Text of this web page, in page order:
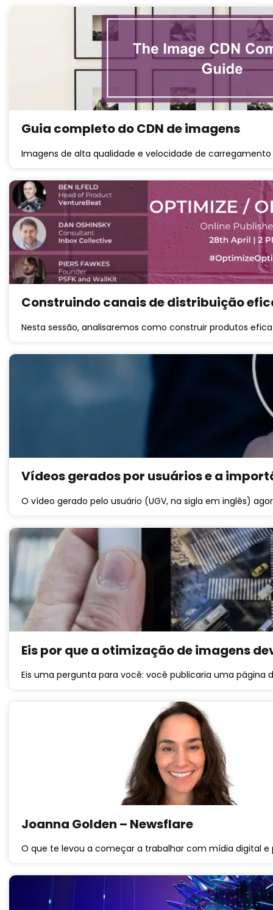
Guia completo do CDN de imagens
Imagens de alta qualidade e velocidade de
Construindo canais de distribuição
Nesta sessão, analisaremos como construir produtos
Vídeos gerados por usuários e a
O vídeo gerado pelo usuário (UGV, na sigla em inglês)
Eis por que a otimização de imagens
Eis uma pergunta para você: você publicaria uma página
Joanna Golden – Newsflare
O que te levou a começar a trabalhar com mídia digital e